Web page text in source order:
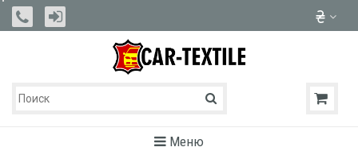
Меню